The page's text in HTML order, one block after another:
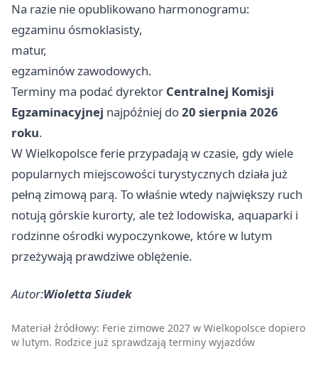
Na razie nie opublikowano harmonogramu:
egzaminu ósmoklasisty,
matur,
egzaminów zawodowych.
Terminy ma podać dyrektor Centralnej Komisji
Egzaminacyjnej najpóźniej do20 sierpnia 2026
roku.
W Wielkopolsce ferie przypadają w czasie, gdy wiele
popularnych miejscowości turystycznych działa już
pełną zimową parą. To właśnie wtedy największy ruch
notują górskie kurorty, ale też lodowiska, aquaparki i
rodzinne ośrodki wypoczynkowe, które w lutym
przeżywają prawdziwe oblężenie.
Autor:Wioletta Siudek
Materiał źródłowy: Ferie zimowe 2027 w Wielkopolsce dopiero
w lutym. Rodzice już sprawdzają terminy wyjazdów